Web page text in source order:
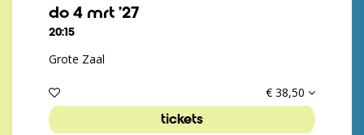
do 4 mrt ’27
20:15
Grote Zaal
€ 38,50
tickets